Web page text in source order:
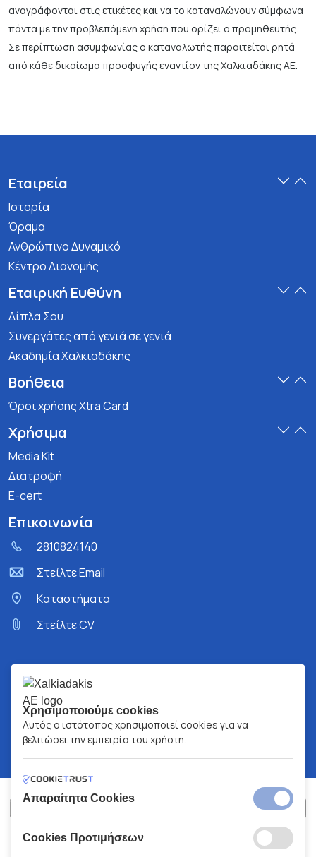
αναγράφονται στις ετικέτες και να το καταναλώνουν σύμφωνα
πάντα με την προβλεπόμενη χρήση που ορίζει ο προμηθευτής.
Σε περίπτωση ασυμφωνίας ο καταναλωτής παραιτείται ρητά
από κάθε δικαίωμα προσφυγής εναντίον της Χαλκιαδάκης ΑΕ.
Εταιρεία
Ιστορία
Όραμα
Ανθρώπινο Δυναμικό
Κέντρο Διανομής
Εταιρική Ευθύνη
Δίπλα Σου
Συνεργάτες από γενιά σε γενιά
Ακαδημία Χαλκιαδάκης
Βοήθεια
Όροι χρήσης Xtra Card
Χρήσιμα
Media Kit
Διατροφή
E-cert
Επικοινωνία
2810824140
Στείλτε Email
Kαταστήματα
Στείλτε CV
Χρησιμοποιούμε cookies
Αυτός ο ιστότοπος χρησιμοποιεί cookies για να
βελτιώσει την εμπειρία του χρήστη.
Απαραίτητα Cookies
Cookies ΠροτιμήσεωνΧΑΛΚΙΑΔΑΚΗΣ Α.Ε.